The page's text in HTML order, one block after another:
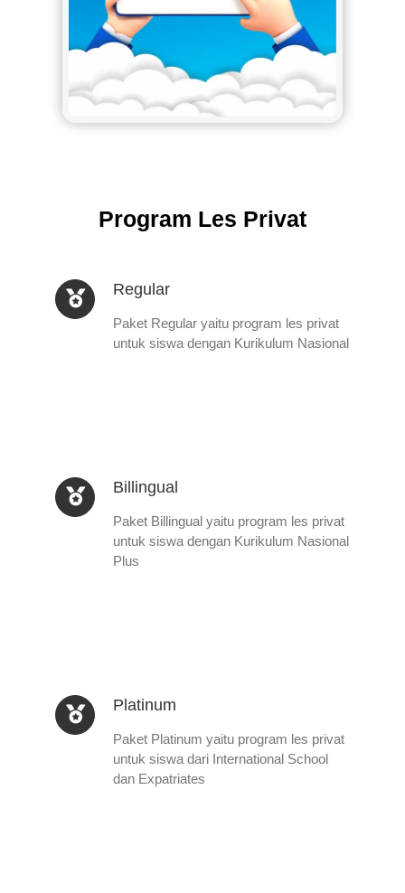
Program Les Privat
Regular
Paket Regular yaitu program les privat
untuk siswa dengan Kurikulum Nasional
Billingual
Paket Billingual yaitu program les privat
untuk siswa dengan Kurikulum Nasional
Plus
Platinum
Paket Platinum yaitu program les privat
untuk siswa dari International School
dan Expatriates